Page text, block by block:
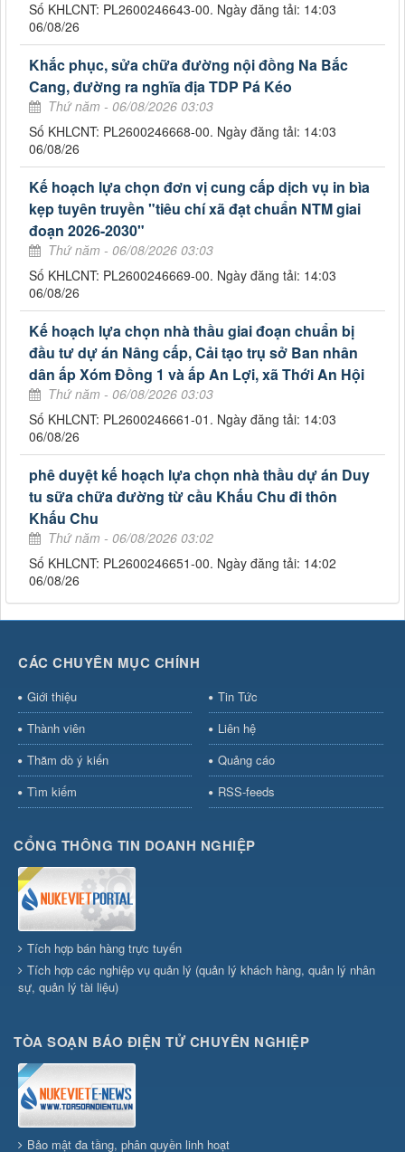
Số KHLCNT: PL2600246643-00. Ngày đăng tải: 14:03
06/08/26
Khắc phục, sửa chữa đường nội đồng Na Bắc
Cang, đường ra nghĩa địa TDP Pá Kéo
Thứ năm - 06/08/2026 03:03
Số KHLCNT: PL2600246668-00. Ngày đăng tải: 14:03
06/08/26
Kế hoạch lựa chọn đơn vị cung cấp dịch vụ in bìa
kẹp tuyên truyền "tiêu chí xã đạt chuẩn NTM giai
đoạn 2026-2030"
Thứ năm - 06/08/2026 03:03
Số KHLCNT: PL2600246669-00. Ngày đăng tải: 14:03
06/08/26
Kế hoạch lựa chọn nhà thầu giai đoạn chuẩn bị
đầu tư dự án Nâng cấp, Cải tạo trụ sở Ban nhân
dân ấp Xóm Đồng 1 và ấp An Lợi, xã Thới An Hội
Thứ năm - 06/08/2026 03:03
Số KHLCNT: PL2600246661-01. Ngày đăng tải: 14:03
06/08/26
phê duyệt kế hoạch lựa chọn nhà thầu dự án Duy
tu sữa chữa đường từ cầu Khấu Chu đi thôn
Khấu Chu
Thứ năm - 06/08/2026 03:02
Số KHLCNT: PL2600246651-00. Ngày đăng tải: 14:02
06/08/26
CÁC CHUYÊN MỤC CHÍNH
Giới thiệu
Tin Tức
Thành viên
Liên hệ
Thăm dò ý kiến
Quảng cáo
Tìm kiếm
RSS-feeds
CỔNG THÔNG TIN DOANH NGHIỆP
Tích hợp bán hàng trực tuyến
Tích hợp các nghiệp vụ quản lý (quản lý khách hàng, quản lý nhân
sự, quản lý tài liệu)
TÒA SOẠN BÁO ĐIỆN TỬ CHUYÊN NGHIỆP
Bảo mật đa tầng, phân quyền linh hoạt